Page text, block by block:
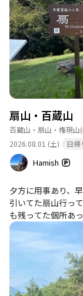
扇山・百蔵山
百蔵山・扇山・権現山
2026.08.01 (土)
日帰
Hamish
夕方に用事あり、
引いてた扇山行っ
も残ってた個所あ
歩きやすい山行で
めて、大月タクシ
時に来てもらって
たら暑くて、汗だ
た。 事故渋滞ちょ
た。